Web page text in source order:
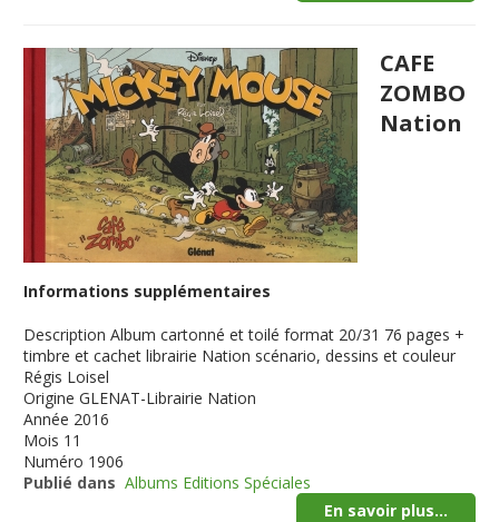
CAFE
ZOMBO
Nation
Informations supplémentaires
Description Album cartonné et toilé format 20/31 76 pages +
timbre et cachet librairie Nation scénario, dessins et couleur
Régis Loisel
Origine GLENAT-Librairie Nation
Année 2016
Mois 11
Numéro 1906
Publié dans Albums Editions Spéciales
En savoir plus...